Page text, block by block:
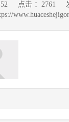
点击 ：2761